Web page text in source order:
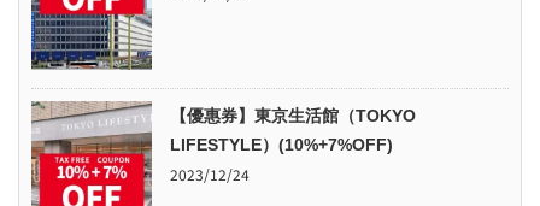
【優惠券】東京生活館（TOKYO
LIFESTYLE）(10%+7%OFF)
2023/12/24